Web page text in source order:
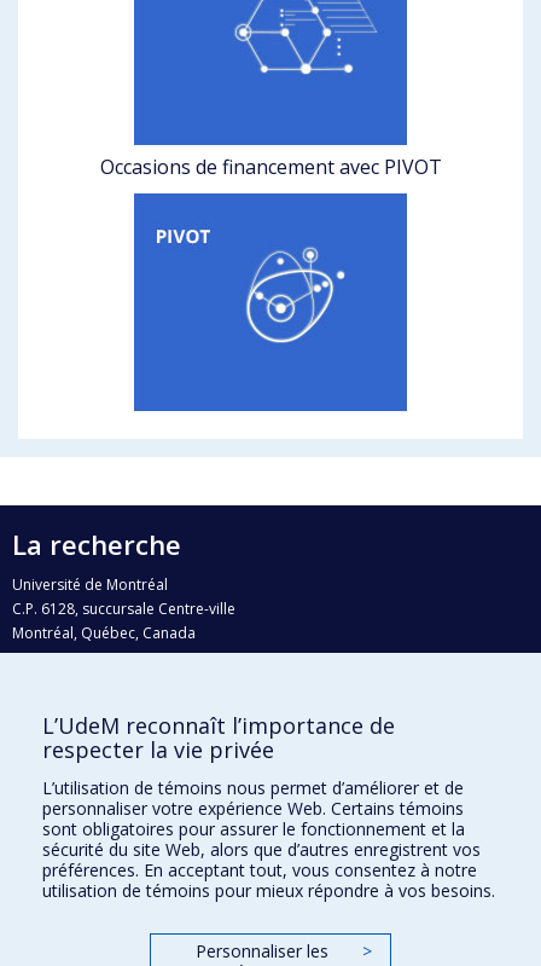
Occasions de financement avec PIVOT
La recherche
Université de Montréal
C.P. 6128, succursale Centre-ville
Montréal, Québec, Canada
H3C 3J7
Qui fait quoi?
Nous trouver
Plan du site
Accessibilité
L’UdeM reconnaît l’importance de
respecter la vie privée
L’utilisation de témoins nous permet d’améliorer et de
personnaliser votre expérience Web. Certains témoins
sont obligatoires pour assurer le fonctionnement et la
sécurité du site Web, alors que d’autres enregistrent vos
préférences. En acceptant tout, vous consentez à notre
utilisation de témoins pour mieux répondre à vos besoins.
Personnaliser les
>